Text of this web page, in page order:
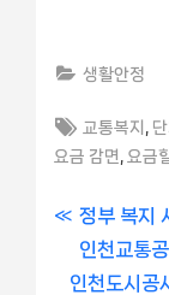
생활안정
Tags:
교통복지
요금 감면
요금
글
내
P
r
e
정부 복지
인천교통
N
인천도시공